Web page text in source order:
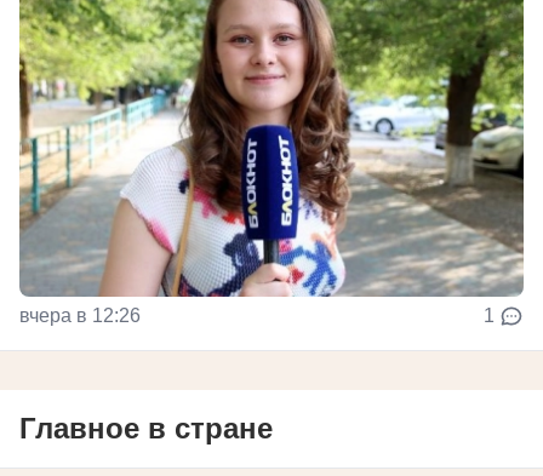
вчера в 12:26 1
Главное в стране